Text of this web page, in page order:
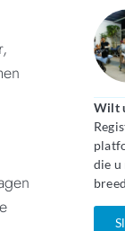
Wilt
die u